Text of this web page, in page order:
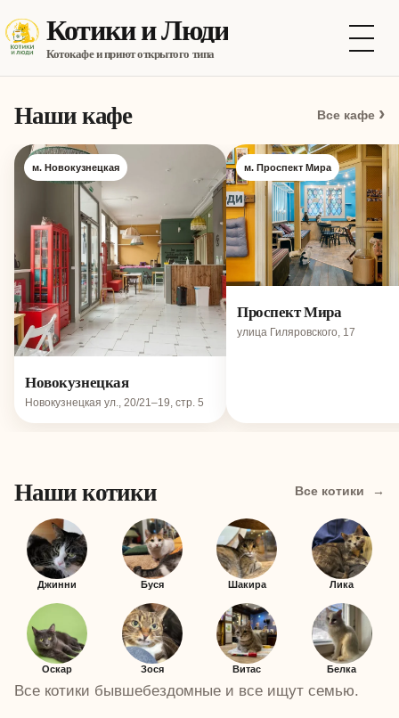
Котики и Люди
Котокафе и приют открытого типа
Наши кафе Все кафе ›
м. Новокузнецкая
Новокузнецкая
Новокузнецкая ул., 20/21–19, стр. 5
м. Проспект Мира
Проспект Мира
улица Гиляровского, 17
Наши котики Все котики →
Джинни Буся Шакира Лика
Оскар Зося Витас Белка
Все котики бывшебездомные и все ищут семью.